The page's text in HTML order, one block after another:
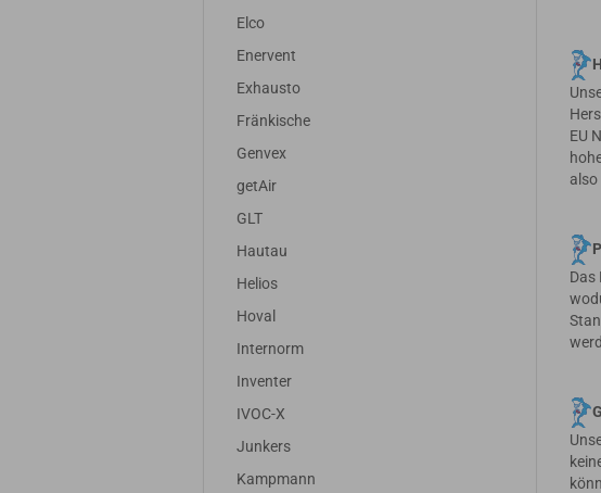
EU
Das
Elco
Enervent
Exhausto
Fränkische
Genvex
getAir
GLT
Hautau
Helios
Hoval
Internorm
Inventer
IVOC-X
Junkers
Kampmann